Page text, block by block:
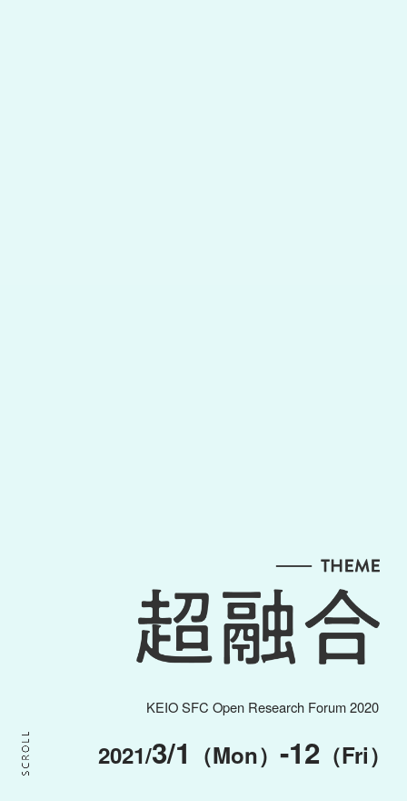
KEIO SFC Open Research Forum 2020
2021/3/1 （Mon）-12 （Fri）